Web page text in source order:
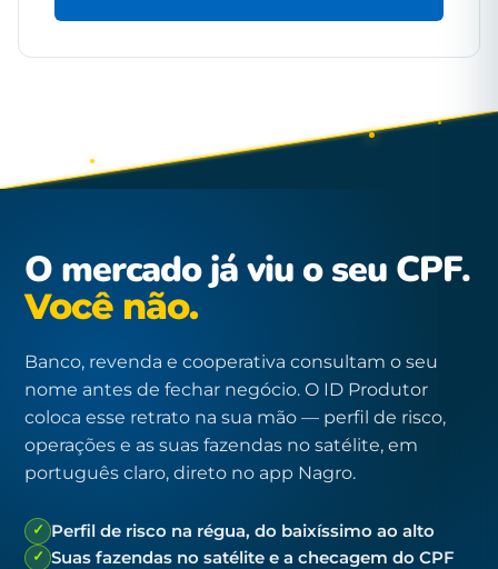
O mercado já viu o seu CPF.
Você não.
Banco, revenda e cooperativa consultam o seu
nome antes de fechar negócio. O ID Produtor
coloca esse retrato na sua mão — perfil de risco,
operações e as suas fazendas no satélite, em
português claro, direto no app Nagro.
✓ Perfil de risco na régua, do baixíssimo ao alto
✓ Suas fazendas no satélite e a checagem do CPF